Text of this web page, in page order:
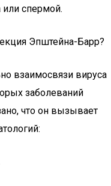
спермой.
Эпштейна-Барр?
взаимосвязи вируса
заболеваний
что он вызывает